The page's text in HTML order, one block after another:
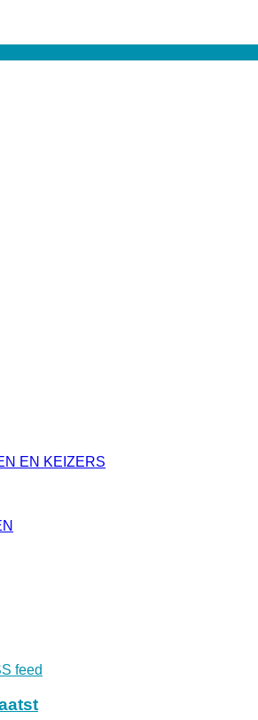
EN KEIZERS
feed